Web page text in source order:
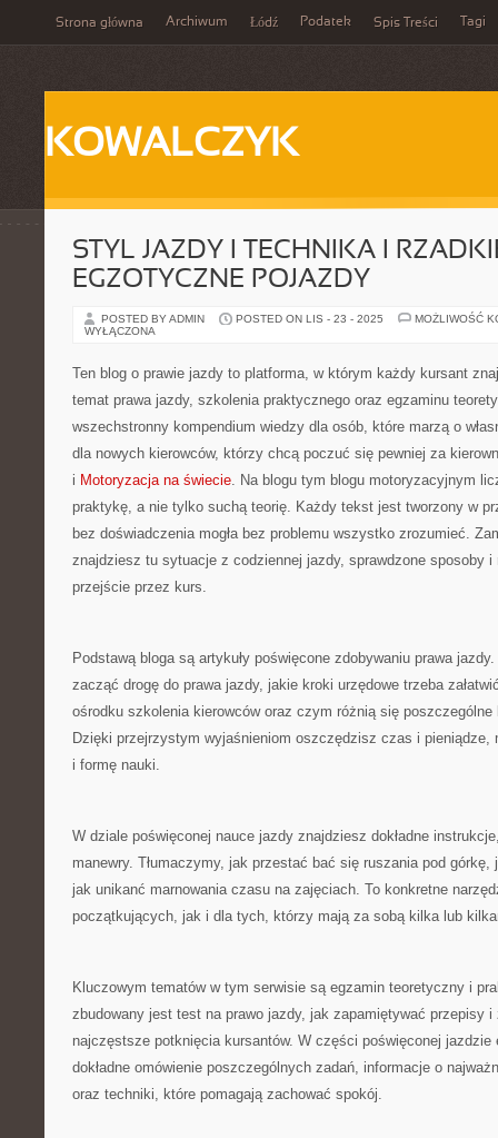
Strona główna Archiwum Łódź Podatek Spis Treści Tagi
KOWALCZYK
STYL JAZDY I TECHNIKA I
EGZOTYCZNE POJAZDY
POSTED BY ADMIN POSTED ON LIS - 23 - 2025
MOŻLIWOŚĆ
WYŁĄCZONA
Ten blog o prawie jazdy to platforma, w którym każdy kursant
temat prawa jazdy, szkolenia praktycznego oraz egzaminu
wszechstronny kompendium wiedzy dla osób, które marzą o
dla nowych kierowców, którzy chcą poczuć się pewniej za
i Motoryzacja na świecie. Na blogu tym blogu motoryzacyjnym
praktykę, a nie tylko suchą teorię. Każdy tekst jest tworzony w
bez doświadczenia mogła bez problemu wszystko zrozumieć.
znajdziesz tu sytuacje z codziennej jazdy, sprawdzone sposoby i
przejście przez kurs.
Podstawą bloga są artykuły poświęcone zdobywaniu prawa
zacząć drogę do prawa jazdy, jakie kroki urzędowe trzeba
ośrodku szkolenia kierowców oraz czym różnią się poszczególne
Dzięki przejrzystym wyjaśnieniom oszczędzisz czas i pieniądze,
i formę nauki.
W dziale poświęconej nauce jazdy znajdziesz dokładne
manewry. Tłumaczymy, jak przestać bać się ruszania pod
jak unikanć marnowania czasu na zajęciach. To konkretne
początkujących, jak i dla tych, którzy mają za sobą kilka lub
Kluczowym tematów w tym serwisie są egzamin teoretyczny i
zbudowany jest test na prawo jazdy, jak zapamiętywać przepisy
najczęstsze potknięcia kursantów. W części poświęconej
dokładne omówienie poszczególnych zadań, informacje o
oraz techniki, które pomagają zachować spokój.